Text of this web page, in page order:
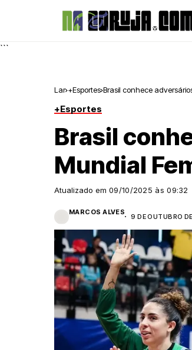
```
Lar +Esportes Brasil conhece
+Esportes
Brasil
Mundial
Atualizado em 09/10/2025 às 09:32
MARCOS ALVES
9 DE OUTUBRO